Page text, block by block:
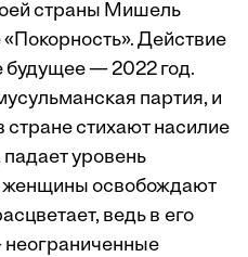
страны Мишель
Действие
будущее — 2022 год.
партия, и
стране стихают насилие
уровень
женщины освобождают
ведь в его